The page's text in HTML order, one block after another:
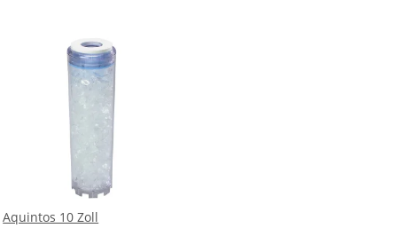
Aquintos 10 Zoll